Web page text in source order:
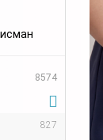
8574
827